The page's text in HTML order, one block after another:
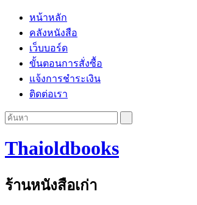
หน้าหลัก
คลังหนังสือ
เว็บบอร์ด
ขั้นตอนการสั่งซื้อ
แจ้งการชำระเงิน
ติดต่อเรา
Thaioldbooks
ร้านหนังสือเก่า